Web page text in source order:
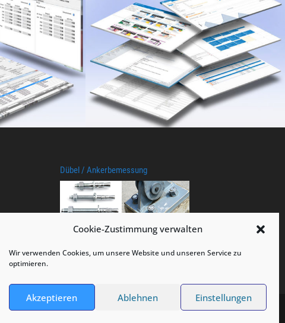
Cookie-Zustimmung verwalten
Wir verwenden Cookies, um unsere Website und unseren Service zu
optimieren.
Akzeptieren Ablehnen Einstellungen
Dübel / Ankerbemessung